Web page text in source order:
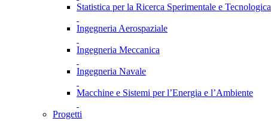
Statistica per la Ricerca Sperimentale e Tecnologica
Ingegneria Aerospaziale
Ingegneria Meccanica
Ingegneria Navale
Macchine e Sistemi per l’Energia e l’Ambiente
Progetti